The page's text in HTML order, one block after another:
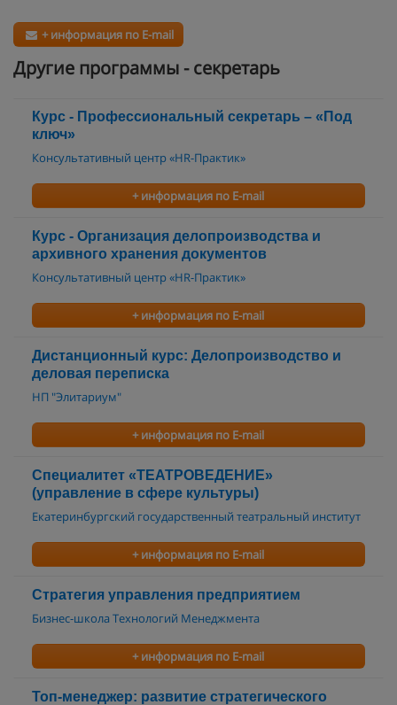
+ информация по E-mail
Другие программы - секретарь
Курс - Профессиональный секретарь – «Под
ключ»
Консультативный центр «HR-Практик»
+ информация по E-mail
Курс - Организация делопроизводства и
архивного хранения документов
Консультативный центр «HR-Практик»
+ информация по E-mail
Дистанционный курс: Делопроизводство и
деловая переписка
НП "Элитариум"
+ информация по E-mail
Специалитет «ТЕАТРОВЕДЕНИЕ»
(управление в сфере культуры)
Екатеринбургский государственный театральный институт
+ информация по E-mail
Стратегия управления предприятием
Бизнес-школа Технологий Менеджмента
+ информация по E-mail
Топ-менеджер: развитие стратегического